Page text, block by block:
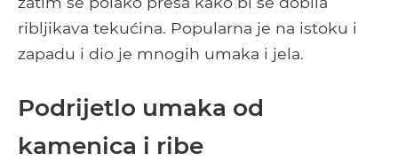
ribljikava tekućina. Popularna je na istoku i
zapadu i dio je mnogih umaka i jela.
Podrijetlo umaka od
kamenica i ribe